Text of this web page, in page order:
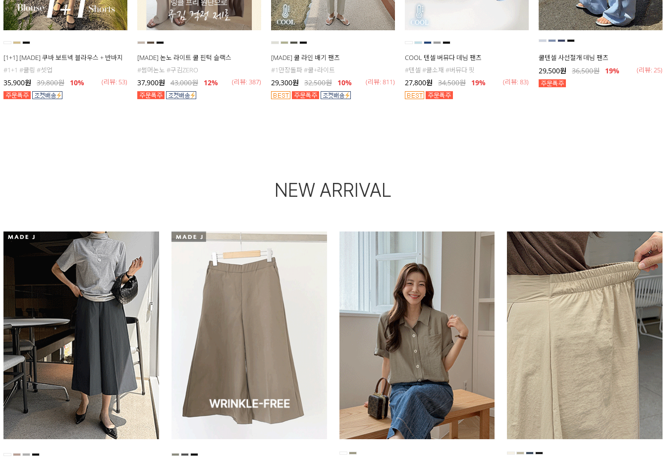
[1+1] [MADE] 쿠바 보트넥 블라우스 + 반바지
#1+1 #쿨링 #셋업
35,900원 39,800원 10% (리뷰: 53)
[MADE] 논노 라이트 쿨 핀턱 슬랙스
#썸머논노 #구김ZERO
37,900원 43,000원 12% (리뷰: 387)
[MADE] 쿨 라인 배기 팬츠
#1만장돌파 #쿨+라이트
29,300원 32,500원 10% (리뷰: 811)
COOL 텐셀 버뮤다 데님 팬츠
#텐셀 #쿨소재 #버뮤다 핏
27,800원 34,500원 19% (리뷰: 83)
쿨텐셀 사선절개 데님 팬츠
29,500원 36,500원 19% (리뷰: 25)
NEW ARRIVAL